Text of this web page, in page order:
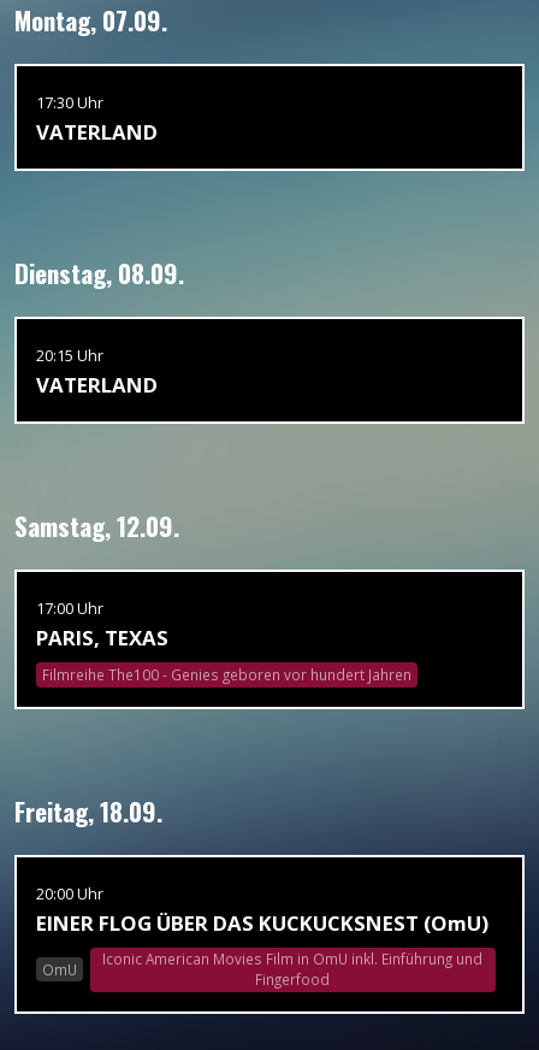
Montag, 07.09.
17:30 Uhr
VATERLAND
Dienstag, 08.09.
20:15 Uhr
VATERLAND
Samstag, 12.09.
17:00 Uhr
PARIS, TEXAS
Filmreihe The100 - Genies geboren vor hundert Jahren
Freitag, 18.09.
20:00 Uhr
EINER FLOG ÜBER DAS KUCKUCKSNEST (OmU)
OmU
Iconic American Movies Film in OmU inkl. Einführung und
Fingerfood